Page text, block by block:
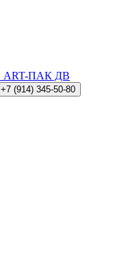
+7 (914) 345-50-80